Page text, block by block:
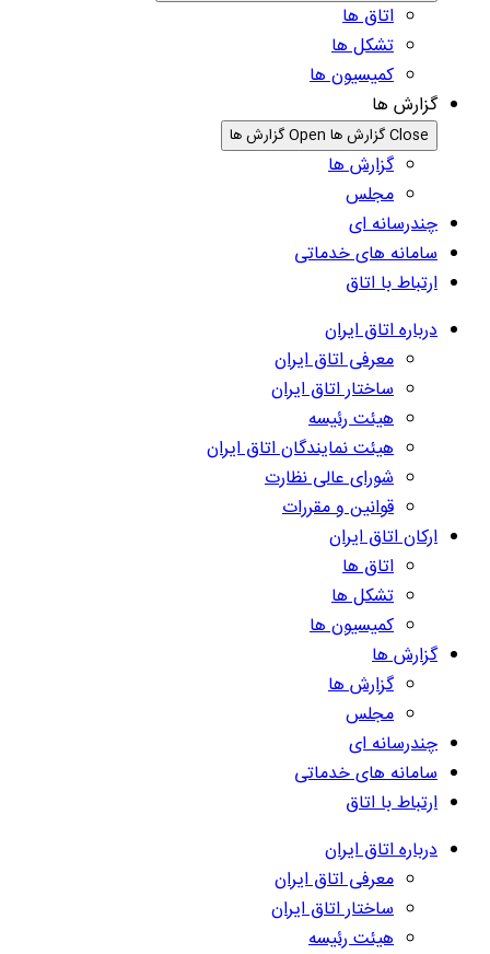
اتاق ها
تشکل ها
کمیسیون ها
گزارش ها
Close گزارش ها Open گزارش ها
گزارش ها
مجلس
چندرسانه ای
سامانه های خدماتی
ارتباط با اتاق
درباره اتاق ایران
معرفی اتاق ایران
ساختار اتاق ایران
هیئت رئیسه
هیئت نمایندگان اتاق ایران
شورای عالی نظارت
قوانین و مقررات
ارکان اتاق ایران
اتاق ها
تشکل ها
کمیسیون ها
گزارش ها
گزارش ها
مجلس
چندرسانه ای
سامانه های خدماتی
ارتباط با اتاق
درباره اتاق ایران
معرفی اتاق ایران
ساختار اتاق ایران
هیئت رئیسه